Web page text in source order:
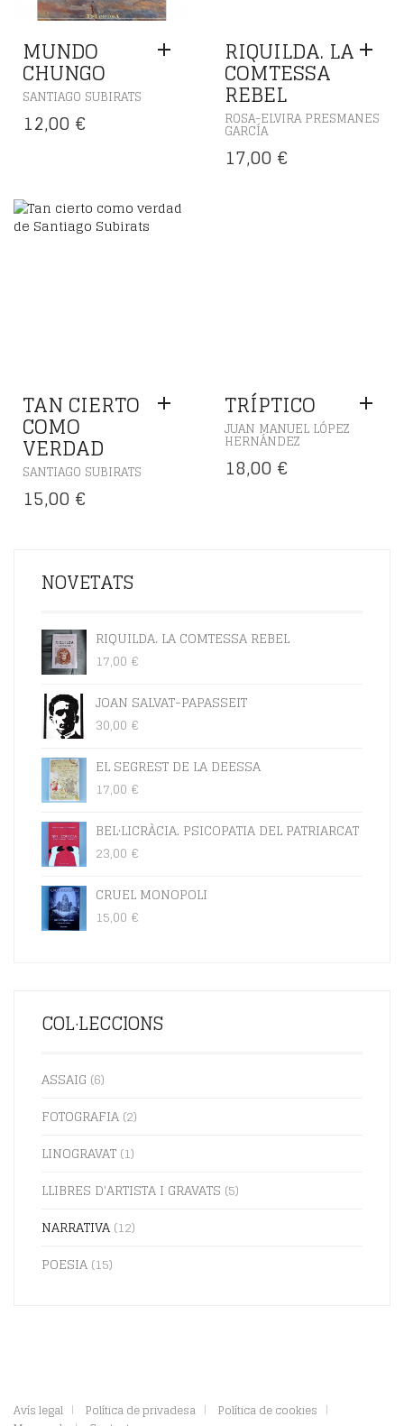
MUNDO
CHUNGO
SANTIAGO SUBIRATS
12,00 €
RIQUILDA. LA
COMTESSA
REBEL
ROSA-ELVIRA PRESMANES
GARCÍA
17,00 €
TAN CIERTO
COMO
VERDAD
SANTIAGO SUBIRATS
15,00 €
TRÍPTICO
JUAN MANUEL LÓPEZ
HERNÁNDEZ
18,00 €
NOVETATS
RIQUILDA. LA COMTESSA REBEL
17,00 €
JOAN SALVAT-PAPASSEIT
30,00 €
EL SEGREST DE LA DEESSA
17,00 €
BEL·LICRÀCIA. PSICOPATIA DEL PATRIARCAT
23,00 €
CRUEL MONOPOLI
15,00 €
COL·LECCIONS
ASSAIG (6)
FOTOGRAFIA (2)
LINOGRAVAT (1)
LLIBRES D'ARTISTA I GRAVATS (5)
NARRATIVA (12)
POESIA (15)
Avís legal Política de privadesa
Política de cookies